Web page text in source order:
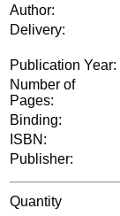
Author:
Delivery:
Publication Year:
Number of
Pages:
Binding:
ISBN:
Publisher:
Quantity